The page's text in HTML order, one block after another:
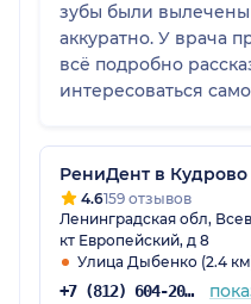
зубы были
аккуратно. У врача
всё подробно
интересоваться
РениДент в Кудрово
4.6159 отзывов
Ленинградская обл,
кт Европейский, д 8
Улица Дыбенко (2.4
+7 (812) 604-20-91